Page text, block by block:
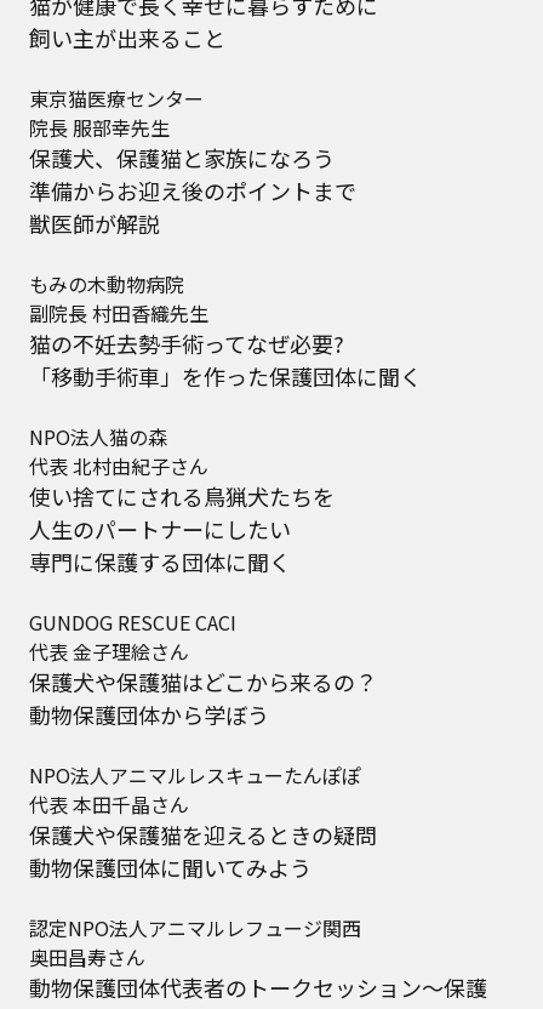
飼い主が出来ること
東京猫医療センター
院長 服部幸先生
保護犬、保護猫と家族になろう
準備からお迎え後のポイントまで
獣医師が解説
もみの木動物病院
副院長 村田香織先生
猫の不妊去勢手術ってなぜ必要?
「移動手術車」を作った保護団体に聞く
NPO法人猫の森
代表 北村由紀子さん
使い捨てにされる鳥猟犬たちを
人生のパートナーにしたい
専門に保護する団体に聞く
GUNDOG RESCUE CACI
代表 金子理絵さん
保護犬や保護猫はどこから来るの？
動物保護団体から学ぼう
NPO法人アニマルレスキューたんぽぽ
代表 本田千晶さん
保護犬や保護猫を迎えるときの疑問
動物保護団体に聞いてみよう
認定NPO法人アニマルレフュージ関西
奥田昌寿さん
動物保護団体代表者のトークセッション～保護